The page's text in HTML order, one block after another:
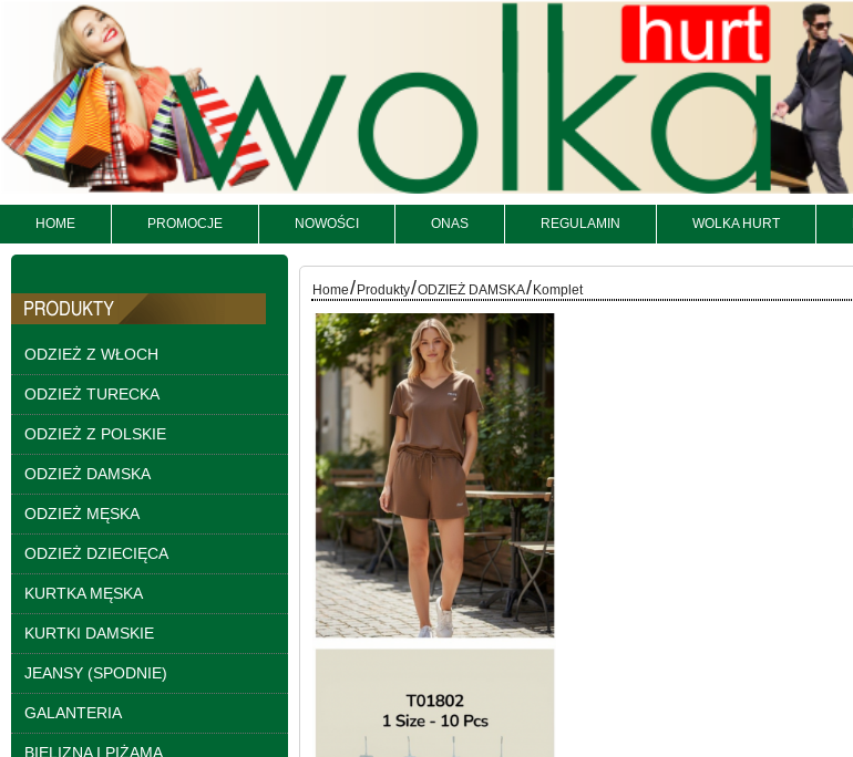
HOME PROMOCJE NOWOŚCI ONAS REGULAMIN WOLKA HURT
ODZIEŻ Z WŁOCH
ODZIEŻ TURECKA
ODZIEŻ Z POLSKIE
ODZIEŻ DAMSKA
ODZIEŻ MĘSKA
ODZIEŻ DZIECIĘCA
KURTKA MĘSKA
KURTKI DAMSKIE
JEANSY (SPODNIE)
GALANTERIA
BIELIZNA I PIŻAMA
jeansy Roz 25-30, 1
Kolor Paczka 10 szt
szczegóły
jeansy Roz 25-30, 1
Home/ Produkty/ODZIEŻ DAMSKA/ Komplet